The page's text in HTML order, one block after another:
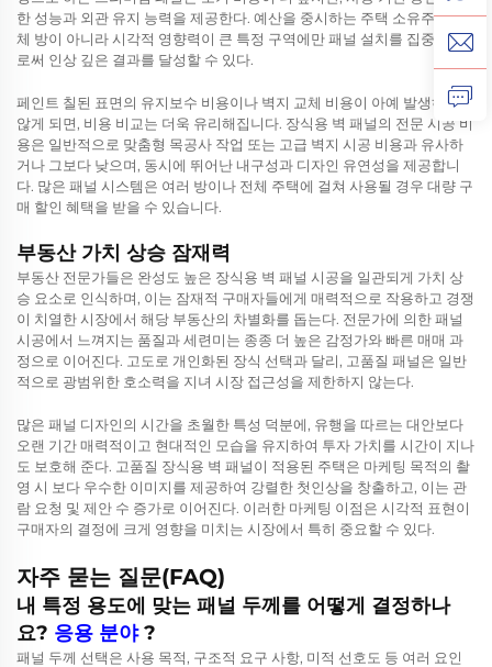
한 성능과 외관 유지 능력을 제공한다. 예산을 중시하는 주택 소유주는 전
체 방이 아니라 시각적 영향력이 큰 특정 구역에만 패널 설치를 집중함으
로써 인상 깊은 결과를 달성할 수 있다.
페인트 칠된 표면의 유지보수 비용이나 벽지 교체 비용이 아예 발생하지
않게 되면, 비용 비교는 더욱 유리해집니다. 장식용 벽 패널의 전문 시공 비
용은 일반적으로 맞춤형 목공사 작업 또는 고급 벽지 시공 비용과 유사하
거나 그보다 낮으며, 동시에 뛰어난 내구성과 디자인 유연성을 제공합니
다. 많은 패널 시스템은 여러 방이나 전체 주택에 걸쳐 사용될 경우 대량 구
매 할인 혜택을 받을 수 있습니다.
부동산 가치 상승 잠재력
부동산 전문가들은 완성도 높은 장식용 벽 패널 시공을 일관되게 가치 상
승 요소로 인식하며, 이는 잠재적 구매자들에게 매력적으로 작용하고 경쟁
이 치열한 시장에서 해당 부동산의 차별화를 돕는다. 전문가에 의한 패널
시공에서 느껴지는 품질과 세련미는 종종 더 높은 감정가와 빠른 매매 과
정으로 이어진다. 고도로 개인화된 장식 선택과 달리, 고품질 패널은 일반
적으로 광범위한 호소력을 지녀 시장 접근성을 제한하지 않는다.
많은 패널 디자인의 시간을 초월한 특성 덕분에, 유행을 따르는 대안보다
오랜 기간 매력적이고 현대적인 모습을 유지하여 투자 가치를 시간이 지나
도 보호해 준다. 고품질 장식용 벽 패널이 적용된 주택은 마케팅 목적의 촬
영 시 보다 우수한 이미지를 제공하여 강렬한 첫인상을 창출하고, 이는 관
람 요청 및 제안 수 증가로 이어진다. 이러한 마케팅 이점은 시각적 표현이
구매자의 결정에 크게 영향을 미치는 시장에서 특히 중요할 수 있다.
자주 묻는 질문(FAQ)
내 특정 용도에 맞는 패널 두께를 어떻게 결정하나
요? 응용 분야?
패널 두께 선택은 사용 목적, 구조적 요구 사항, 미적 선호도 등 여러 요인